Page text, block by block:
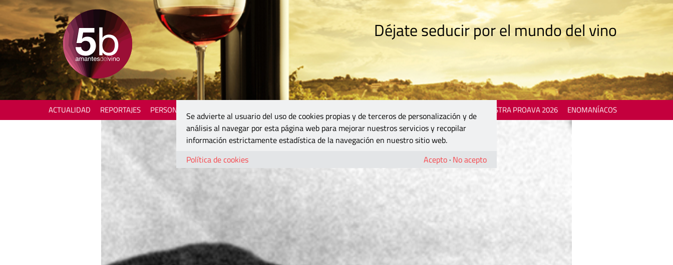
Déjate seducir por el mundo del vino
ACTUALIDAD REPORTAJES PERSONAJES MOSTRA PROAVA 2026 ENOMANÍACOS
Se advierte al usuario del uso de cookies propias y de terceros de personalización y de
análisis al navegar por esta página web para mejorar nuestros servicios y recopilar
información estrictamente estadística de la navegación en nuestro sitio web.
Política de cookies
Acepto · No acepto